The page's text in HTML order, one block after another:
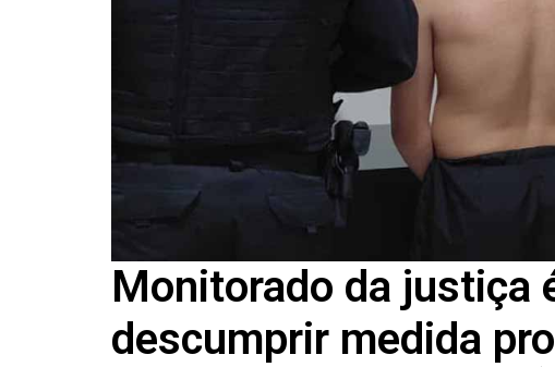
Monitorado da justiça
descumprir medida